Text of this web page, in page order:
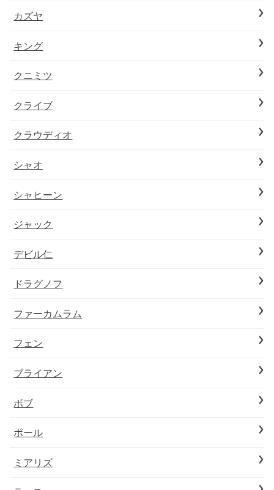
カズヤ
キング
クニミツ
クライブ
クラウディオ
シャオ
シャヒーン
ジャック
デビル仁
ドラグノフ
ファーカムラム
フェン
ブライアン
ボブ
ポール
ミアリズ